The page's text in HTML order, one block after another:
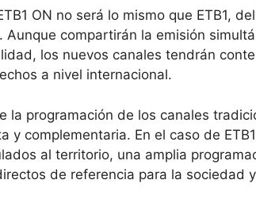
ON no será lo mismo que ETB1,
Aunque compartirán la emisión
los nuevos canales tendrán
a nivel internacional.
la programación de los canales
y complementaria. En el caso de
al territorio, una amplia
de referencia para la sociedad